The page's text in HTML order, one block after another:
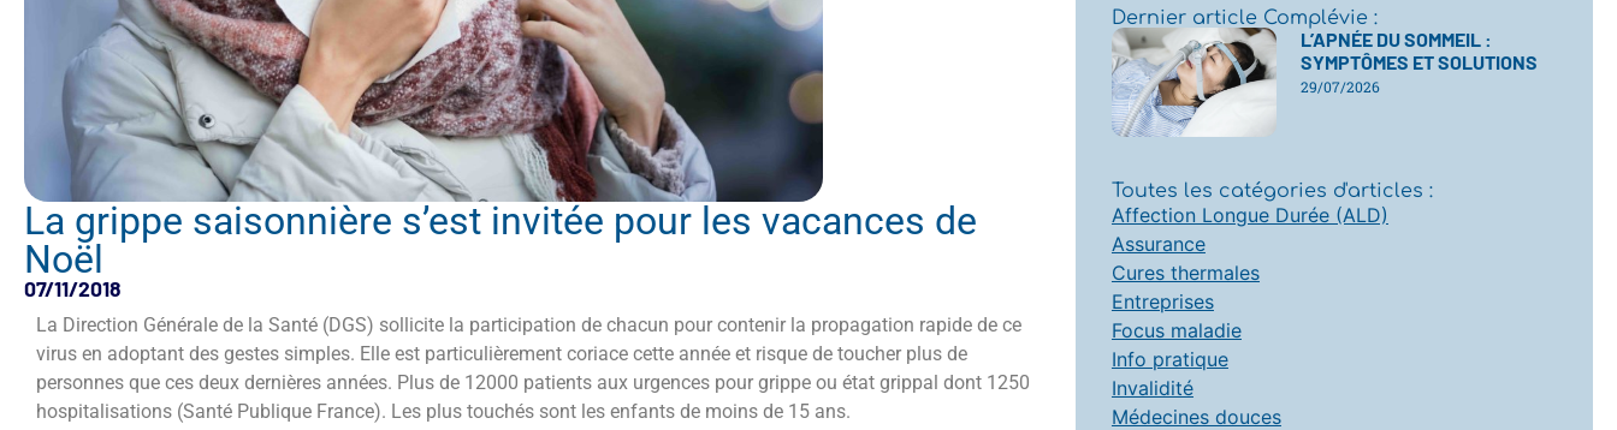
La grippe saisonnière s’est invitée pour les vacances de
Noël
07/11/2018
La Direction Générale de la Santé (DGS) sollicite la participation de chacun pour contenir la propagation rapide de ce
virus en adoptant des gestes simples. Elle est particulièrement coriace cette année et risque de toucher plus de
personnes que ces deux dernières années. Plus de 12000 patients aux urgences pour grippe ou état grippal dont 1250
hospitalisations (Santé Publique France). Les plus touchés sont les enfants de moins de 15 ans.
Dernier article Complévie :
L’APNÉE DU SOMMEIL :
SYMPTÔMES ET SOLUTIONS
29/07/2026
Toutes les catégories d'articles :
Affection Longue Durée (ALD)
Assurance
Cures thermales
Entreprises
Focus maladie
Info pratique
Invalidité
Médecines douces